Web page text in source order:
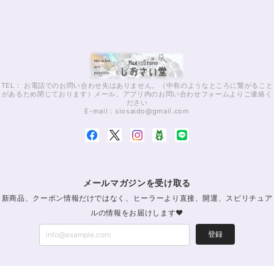
TEL： お電話でのお問い合わせ先はありません。（中有のようなところに繋がること
があるため閉じております）メール、アプリ内のお問い合わせフォームよりご連絡く
ださい
E-mail： siosaido@gmail.com
メールマガジンを受け取る
新商品、クーポン情報だけではなく、ヒーラーより直接、開運、スピリチュア
ルの情報をお届けします♥
登録